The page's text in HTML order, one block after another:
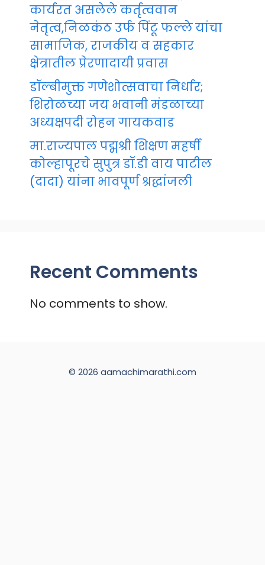
कार्यरत असलेले कर्तृत्ववान
नेतृत्व,निळकंठ उर्फ पिंटू फल्ले यांचा
सामाजिक, राजकीय व सहकार
क्षेत्रातील प्रेरणादायी प्रवास
डॉल्बीमुक्त गणेशोत्सवाचा निर्धार;
शिरोळच्या जय भवानी मंडळाच्या
अध्यक्षपदी रोहन गायकवाड
मा.राज्यपाल पद्मश्री शिक्षण महर्षी
कोल्हापूरचे सुपुत्र डॉ.डी वाय पाटील
(दादा) यांना भावपूर्ण श्रद्धांजली
Recent Comments
No comments to show.
© 2026 aamachimarathi.com